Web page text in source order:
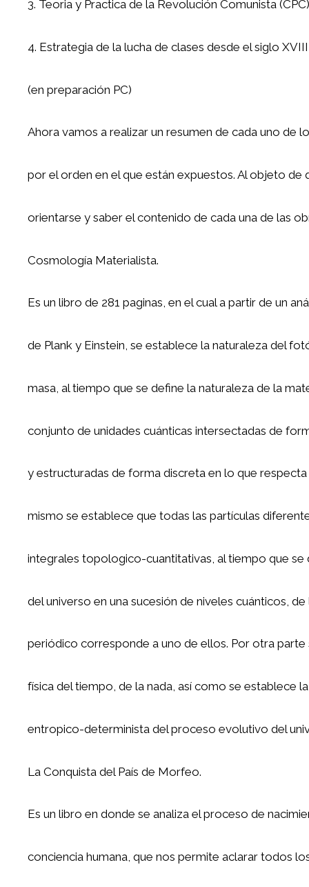
3. Teoria y Practica de la Revolución Comunista (CPC)
4. Estrategia de la lucha de clases desde el siglo
(en preparación PC)
Ahora vamos a realizar un resumen de cada uno de
por el orden en el que están expuestos. Al objeto de
orientarse y saber el contenido de cada una de las
Cosmología Materialista.
Es un libro de 281 paginas, en el cual a partir de un
de Plank y Einstein, se establece la naturaleza del
masa, al tiempo que se define la naturaleza de la
conjunto de unidades cuánticas intersectadas de
y estructuradas de forma discreta en lo que respecta
mismo se establece que todas las partículas
integrales topologico-cuantitativas, al tiempo que se
del universo en una sucesión de niveles cuánticos,
periódico corresponde a uno de ellos. Por otra parte
física del tiempo, de la nada, así como se establece
entropico-determinista del proceso evolutivo del
La Conquista del País de Morfeo.
Es un libro en donde se analiza el proceso de
conciencia humana, que nos permite aclarar todos